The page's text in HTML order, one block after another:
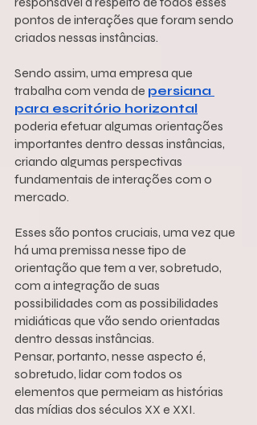
pontos de interações que foram sendo
criados nessas instâncias.
Sendo assim, uma empresa que
trabalha com venda de persiana
para escritório horizontal
poderia efetuar algumas orientações
importantes dentro dessas instâncias,
criando algumas perspectivas
fundamentais de interações com o
mercado.
Esses são pontos cruciais, uma vez que
há uma premissa nesse tipo de
orientação que tem a ver, sobretudo,
com a integração de suas
possibilidades com as possibilidades
midiáticas que vão sendo orientadas
dentro dessas instâncias.
Pensar, portanto, nesse aspecto é,
sobretudo, lidar com todos os
elementos que permeiam as histórias
das mídias dos séculos XX e XXI.